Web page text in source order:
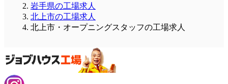
岩手県の工場求人
北上市の工場求人
北上市・オープニングスタッフの工場求人